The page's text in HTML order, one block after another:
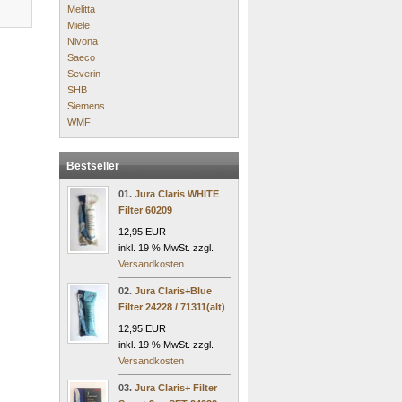
Melitta
Miele
Nivona
Saeco
Severin
SHB
Siemens
WMF
Bestseller
01. Jura Claris WHITE
Filter 60209
12,95 EUR
inkl. 19 % MwSt. zzgl.
Versandkosten
02. Jura Claris+Blue
Filter 24228 / 71311(alt)
12,95 EUR
inkl. 19 % MwSt. zzgl.
Versandkosten
03. Jura Claris+ Filter